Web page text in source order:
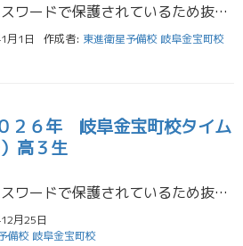
この投稿はパスワードで保護されているため抜粋文はありません。
月1日 作成者: 東進衛星予備校 岐阜金宝町校
２６年 岐阜金宝町校タイム
高３生
この投稿はパスワードで保護されているため抜粋文はありません。
月25日
備校 岐阜金宝町校